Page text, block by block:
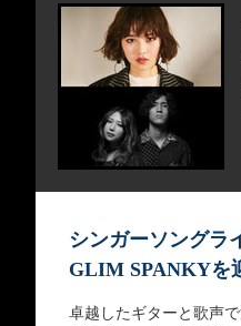
シンガーソングラ
GLIM SPANKYを
卓越したギターと歌声